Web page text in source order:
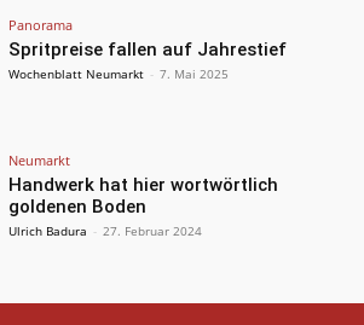
Panorama
Spritpreise fallen auf Jahrestief
Wochenblatt Neumarkt - 7. Mai 2025
Neumarkt
Handwerk hat hier wortwörtlich
goldenen Boden
Ulrich Badura - 27. Februar 2024